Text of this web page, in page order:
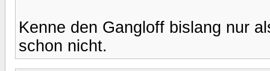
Kenne den Gangloff bislang nur
schon nicht.